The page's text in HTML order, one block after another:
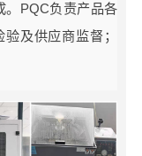
。PQC负责产品各
及供应商监督；